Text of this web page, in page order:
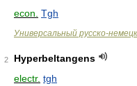
econ. Tgh
Универсальный русско-
2
Hyperbeltangens
electr. tgh